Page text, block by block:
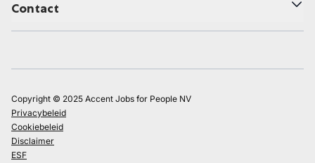
Contact
Copyright © 2025 Accent Jobs for People NV
Privacybeleid
Cookiebeleid
Disclaimer
ESF